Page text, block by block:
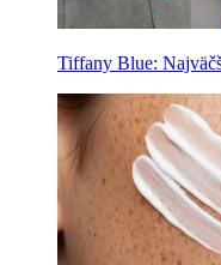
Tiffany Blue: